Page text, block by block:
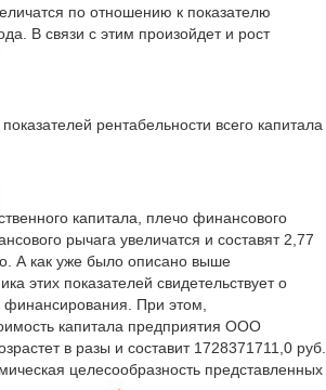
по отношению к показателю
В связи с этим произойдет и рост
показателей рентабельности всего капитала
капитала, плечо финансового
рычага увеличатся и составят 2,77
А как уже было описано выше
этих показателей свидетельствует о
финансирования. При этом,
капитала предприятия ООО
в разы и составит 1728371711,0 руб.
целесообразность представленных